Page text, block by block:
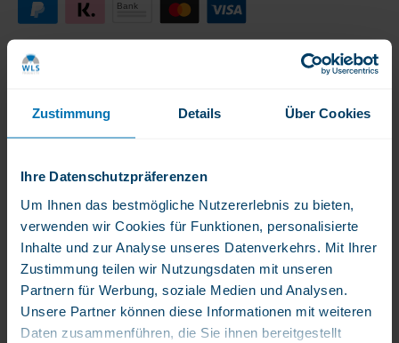
Zustimmung Details Über Cookies
Ihre Datenschutzpräferenzen
Um Ihnen das bestmögliche Nutzererlebnis zu bieten,
verwenden wir Cookies für Funktionen, personalisierte
Inhalte und zur Analyse unseres Datenverkehrs. Mit Ihrer
Zustimmung teilen wir Nutzungsdaten mit unseren
Partnern für Werbung, soziale Medien und Analysen.
Unsere Partner können diese Informationen mit weiteren
Daten zusammenführen, die Sie ihnen bereitgestellt
Kunden
Produktbeschreibung
Produktbeschreibung Produktmerkmale
Produktbeschreibung
WLS Einkaufswagenmünze